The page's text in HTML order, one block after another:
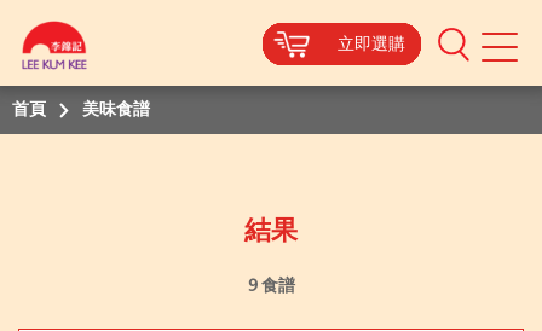
立即選購
Mobile
立即選購
立即選購
立即選購
立即選購
立即選購
立即選購
立即選購
立即選購
立即選購
首頁 美味食譜
結果
9 食譜